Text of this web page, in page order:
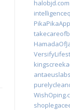
halobjd.com